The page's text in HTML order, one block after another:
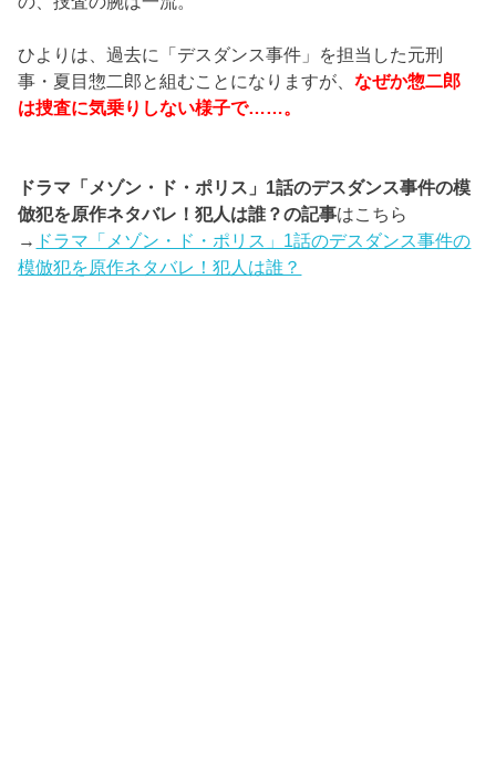
ひよりは、過去に「デスダンス事件」を担当した元刑
事・夏目惣二郎と組むことになりますが、なぜか惣二郎
は捜査に気乗りしない様子で……。
ドラマ「メゾン・ド・ポリス」1話のデスダンス事件の模
倣犯を原作ネタバレ！犯人は誰？の記事はこちら
→ ドラマ「メゾン・ド・ポリス」1話のデスダンス事件の
模倣犯を原作ネタバレ！犯人は誰？